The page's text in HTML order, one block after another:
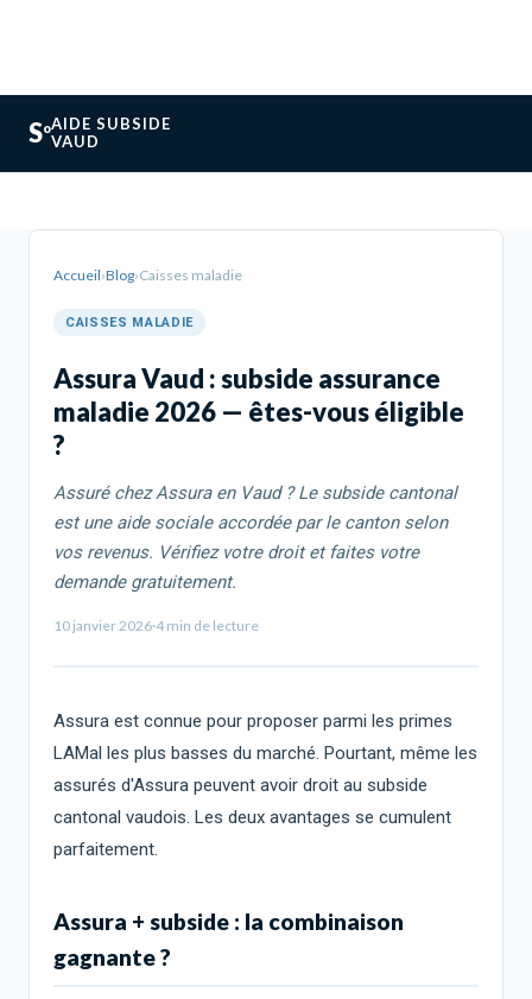
SoAIDE SUBSIDE
VAUD
Accueil›Blog›Caisses maladie
CAISSES MALADIE
Assura Vaud : subside assurance
maladie 2026 — êtes-vous éligible
?
Assuré chez Assura en Vaud ? Le subside cantonal
est une aide sociale accordée par le canton selon
vos revenus. Vérifiez votre droit et faites votre
demande gratuitement.
10 janvier 2026·4 min de lecture
Assura est connue pour proposer parmi les primes
LAMal les plus basses du marché. Pourtant, même les
assurés d'Assura peuvent avoir droit au subside
cantonal vaudois. Les deux avantages se cumulent
parfaitement.
Assura + subside : la combinaison
gagnante ?